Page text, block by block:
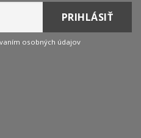
osobných údajov